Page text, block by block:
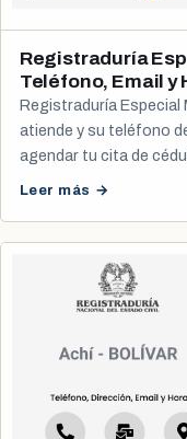
Registraduría
Teléfono, Email y
Registraduría Especial
atiende y su teléfono
agendar tu cita de
Leer más →